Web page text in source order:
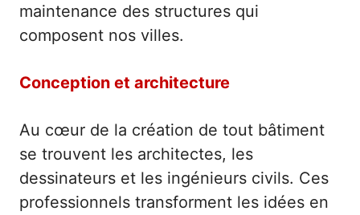
maintenance des structures qui
composent nos villes.
Conception et architecture
Au cœur de la création de tout bâtiment
se trouvent les architectes, les
dessinateurs et les ingénieurs civils. Ces
professionnels transforment les idées en